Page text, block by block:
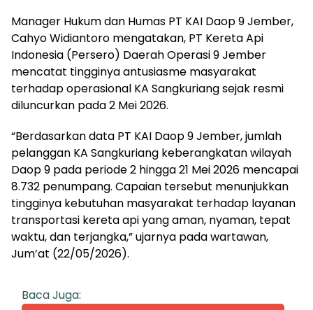
Manager Hukum dan Humas PT KAI Daop 9 Jember,
Cahyo Widiantoro mengatakan, PT Kereta Api
Indonesia (Persero) Daerah Operasi 9 Jember
mencatat tingginya antusiasme masyarakat
terhadap operasional KA Sangkuriang sejak resmi
diluncurkan pada 2 Mei 2026.
“Berdasarkan data PT KAI Daop 9 Jember, jumlah
pelanggan KA Sangkuriang keberangkatan wilayah
Daop 9 pada periode 2 hingga 21 Mei 2026 mencapai
8.732 penumpang. Capaian tersebut menunjukkan
tingginya kebutuhan masyarakat terhadap layanan
transportasi kereta api yang aman, nyaman, tepat
waktu, dan terjangka,” ujarnya pada wartawan,
Jum’at (22/05/2026).
Baca Juga: